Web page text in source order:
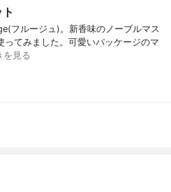
フルージュ)。新香味のノーブルマス
ってみました。可愛いパッケージのマ
を見る